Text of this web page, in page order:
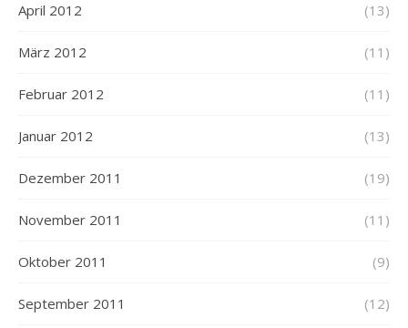
April 2012 (13)
März 2012 (11)
Februar 2012 (11)
Januar 2012 (13)
Dezember 2011 (19)
November 2011 (11)
Oktober 2011 (9)
September 2011 (12)